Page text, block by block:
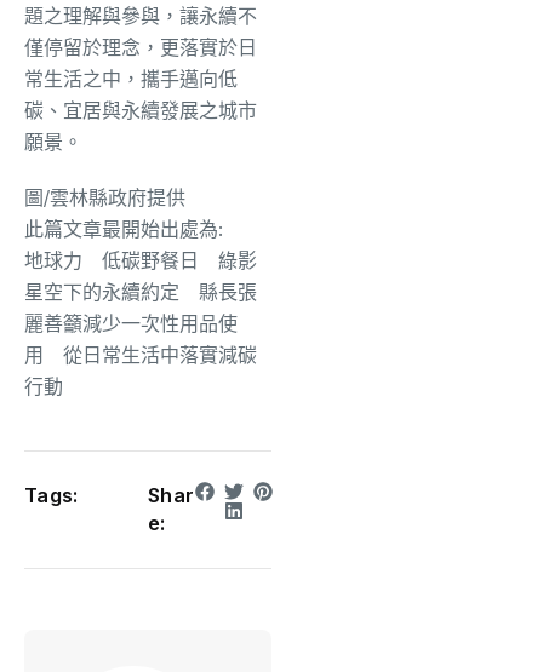
題之理解與參與，讓永續不
僅停留於理念，更落實於日
常生活之中，攜手邁向低
碳、宜居與永續發展之城市
願景。
圖/雲林縣政府提供
此篇文章最開始出處為:
地球力 低碳野餐日 綠影
星空下的永續約定 縣長張
麗善籲減少一次性用品使
用 從日常生活中落實減碳
行動
Tags:
Shar
e: